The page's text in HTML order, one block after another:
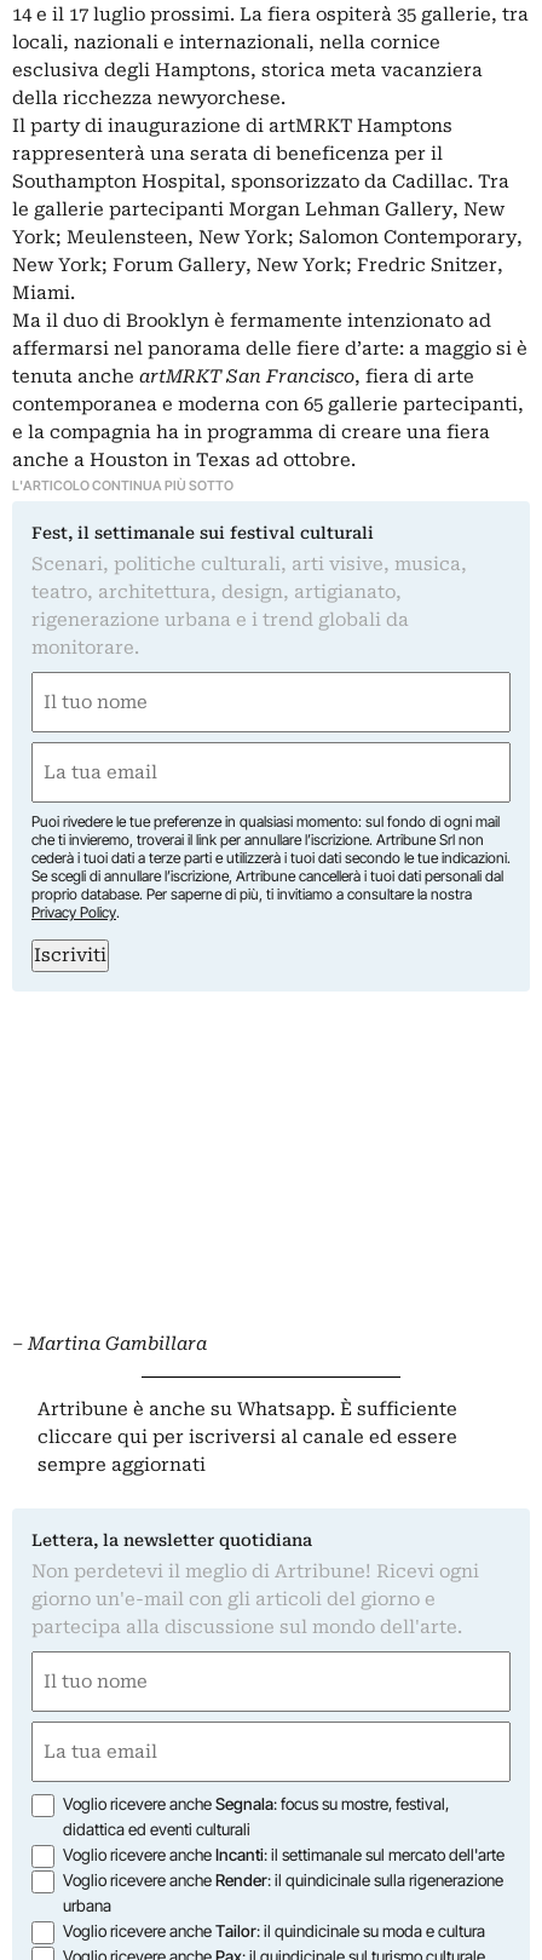
14 e il 17 luglio prossimi. La fiera ospiterà 35 gallerie, tra
locali, nazionali e internazionali, nella cornice
esclusiva degli Hamptons, storica meta vacanziera
della ricchezza newyorchese.
Il party di inaugurazione di artMRKT Hamptons
rappresenterà una serata di beneficenza per il
Southampton Hospital, sponsorizzato da Cadillac. Tra
le gallerie partecipanti Morgan Lehman Gallery, New
York; Meulensteen, New York; Salomon Contemporary,
New York; Forum Gallery, New York; Fredric Snitzer,
Miami.
Ma il duo di Brooklyn è fermamente intenzionato ad
affermarsi nel panorama delle fiere d’arte: a maggio si è
tenuta anche artMRKT San Francisco, fiera di arte
contemporanea e moderna con 65 gallerie partecipanti,
e la compagnia ha in programma di creare una fiera
anche a Houston in Texas ad ottobre.
L'ARTICOLO CONTINUA PIÙ SOTTO
Fest, il settimanale sui festival culturali
Scenari, politiche culturali, arti visive, musica,
teatro, architettura, design, artigianato,
rigenerazione urbana e i trend globali da
monitorare.
(Obbligatorio)
Nome
(Obbligatorio)
Puoi rivedere le tue preferenze in qualsiasi momento: sul fondo di ogni mail
che ti invieremo, troverai il link per annullare l’iscrizione. Artribune Srl non
cederà i tuoi dati a terze parti e utilizzerà i tuoi dati secondo le tue indicazioni.
Se scegli di annullare l’iscrizione, Artribune cancellerà i tuoi dati personali dal
proprio database. Per saperne di più, ti invitiamo a consultare la nostra
Privacy Policy.
Iscriviti
–Martina Gambillara
Artribune è anche su Whatsapp. È sufficiente
cliccare qui per iscriversi al canale ed essere
sempre aggiornati
Lettera, la newsletter quotidiana
Non perdetevi il meglio di Artribune! Ricevi ogni
giorno un'e-mail con gli articoli del giorno e
partecipa alla discussione sul mondo dell'arte.
(Obbligatorio)
Nome
(Obbligatorio)
Opzioni
Voglio ricevere ancheSegnala: focus su mostre, festival,
didattica ed eventi culturali
Voglio ricevere ancheIncanti: il settimanale sul mercato dell'arte
Voglio ricevere ancheRender: il quindicinale sulla rigenerazione
urbana
Voglio ricevere ancheTailor: il quindicinale su moda e cultura